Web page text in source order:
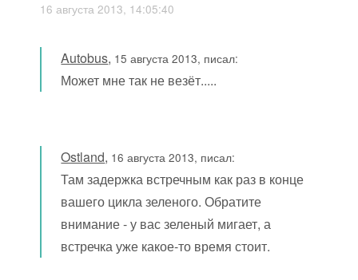
16 августа 2013, 14:05:40
Autobus, 15 августа 2013, писал:
Может мне так не везёт.....
Ostland, 16 августа 2013, писал:
Там задержка встречным как раз в конце
вашего цикла зеленого. Обратите
внимание - у вас зеленый мигает, а
встречка уже какое-то время стоит.